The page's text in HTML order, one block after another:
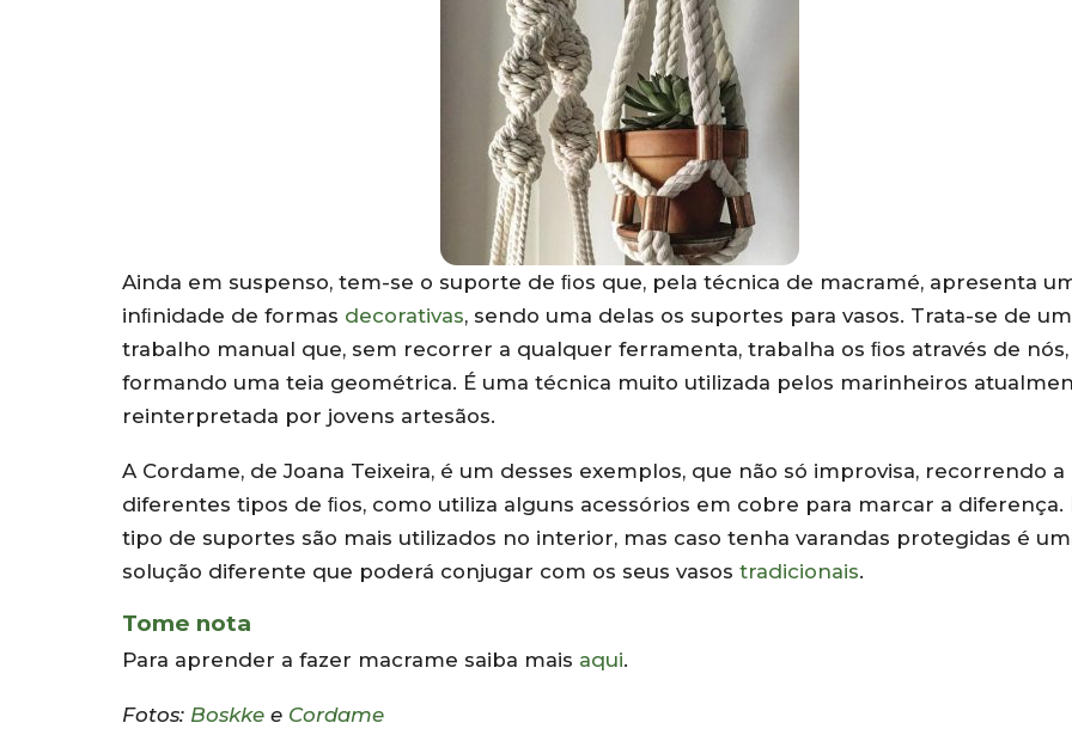
Ainda em suspenso, tem-se o suporte de ﬁos que, pela técnica de macramé, apresenta
inﬁnidade de formas decorativas, sendo uma delas os suportes para vasos. Trata-se de um
trabalho manual que, sem recorrer a qualquer ferramenta, trabalha os ﬁos através de nós,
formando uma teia geométrica. É uma técnica muito utilizada pelos marinheiros
reinterpretada por jovens artesãos.
A Cordame, de Joana Teixeira, é um desses exemplos, que não só improvisa, recorrendo a
diferentes tipos de ﬁos, como utiliza alguns acessórios em cobre para marcar a diferença.
tipo de suportes são mais utilizados no interior, mas caso tenha varandas protegidas é
solução diferente que poderá conjugar com os seus vasos tradicionais.
Tome nota
Para aprender a fazer macrame saiba mais aqui.
Fotos: Boskke e Cordame